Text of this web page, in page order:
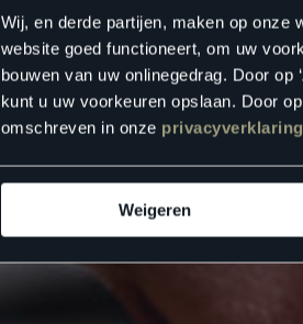
Wij, en derde partijen, maken op onze
website goed functioneert, om uw
bouwen van uw onlinegedrag. Door
kunt u uw voorkeuren opslaan. Door
omschreven in onze privacyverklaring
Weigeren